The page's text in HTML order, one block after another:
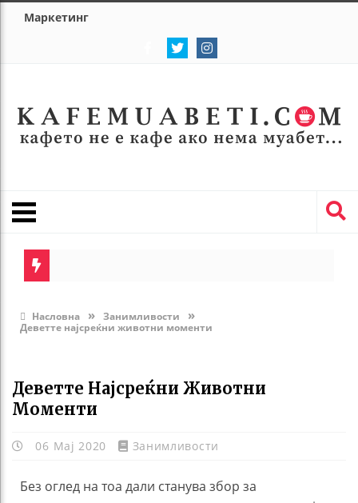
Маркетинг
Насловна » Занимливости »
Деветте најсреќни животни моменти
Деветте Најсреќни Животни
Моменти
06 Мај 2020 Занимливости
Без оглед на тоа дали станува збор за